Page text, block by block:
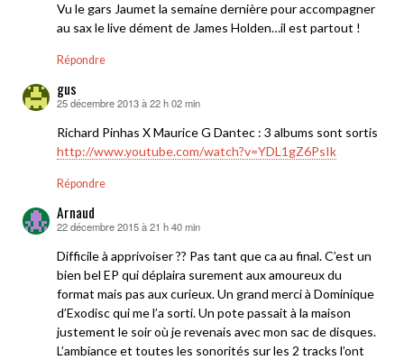
Vu le gars Jaumet la semaine dernière pour accompagner
au sax le live dément de James Holden…il est partout !
Répondre
gus
dit :
25 décembre 2013 à 22 h 02 min
Richard Pinhas X Maurice G Dantec : 3 albums sont sortis
http://www.youtube.com/watch?v=YDL1gZ6PsIk
Répondre
Arnaud
dit :
22 décembre 2015 à 21 h 40 min
Difficile à apprivoiser ?? Pas tant que ca au final. C’est un
bien bel EP qui déplaira surement aux amoureux du
format mais pas aux curieux. Un grand merci à Dominique
d’Exodisc qui me l’a sorti. Un pote passait à la maison
justement le soir où je revenais avec mon sac de disques.
L’ambiance et toutes les sonorités sur les 2 tracks l’ont